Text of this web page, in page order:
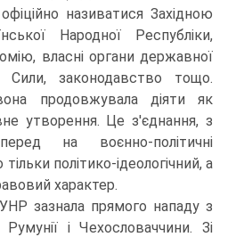
називатися Західною
Народної Республіки,
власні органи державної
Сили, законодавство тощо.
продовжувала діяти як
утворення. Це з'єднання, з
на воєнно-політичні
політико-ідеологічний, а
характер.
зазнала прямого нападу з
і Чехословаччини. Зі